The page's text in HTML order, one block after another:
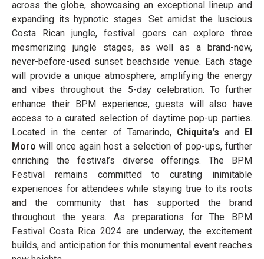
across the globe, showcasing an exceptional lineup and
expanding its hypnotic stages. Set amidst the luscious
Costa Rican jungle, festival goers can explore three
mesmerizing jungle stages, as well as a brand-new,
never-before-used sunset beachside venue. Each stage
will provide a unique atmosphere, amplifying the energy
and vibes throughout the 5-day celebration. To further
enhance their BPM experience, guests will also have
access to a curated selection of daytime pop-up parties.
Located in the center of Tamarindo, Chiquita’s and
El
Moro will once again host a selection of pop-ups, further
enriching the festival’s diverse offerings. The BPM
Festival remains committed to curating inimitable
experiences for attendees while staying true to its roots
and the community that has supported the brand
throughout the years. As preparations for The BPM
Festival Costa Rica 2024 are underway, the excitement
builds, and anticipation for this monumental event reaches